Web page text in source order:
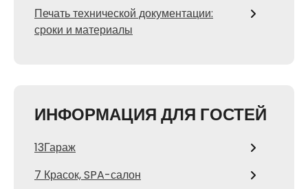
Печать технической документации:
сроки и материалы
ИНФОРМАЦИЯ ДЛЯ ГОСТЕЙ
13Гараж
7 Красок, SPA-салон